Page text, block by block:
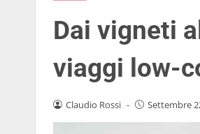
Dai vigneti
viaggi low-
Claudio Rossi - Settembre